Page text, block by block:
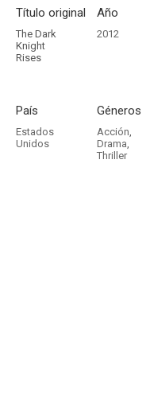
Título original
The Dark
Knight
Rises
Año
2012
País
Estados
Unidos
Géneros
Acción,
Drama,
Thriller